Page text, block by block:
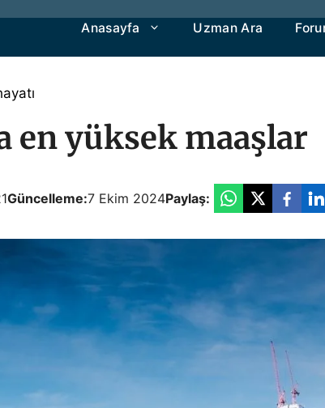
Anasayfa Uzman Ara
en yüksek maaşlar
Güncelleme:7 Ekim 2024Paylaş: